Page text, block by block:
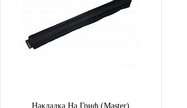
ДЛЯ ДЕТЕЙ
КОСМЕТИКА
АМИНОКИСЛОТЫ
Накладка На Гриф (Master)